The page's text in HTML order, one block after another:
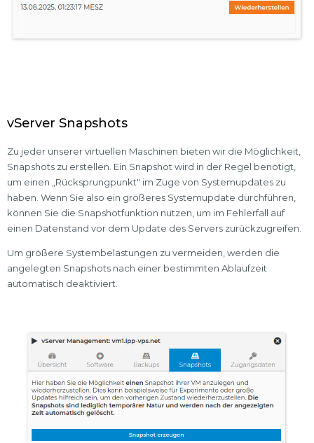
vServer Snapshots
Zu jeder unserer virtuellen Maschinen bieten wir die Möglichkeit,
Snapshots zu erstellen. Ein Snapshot wird in der Regel benötigt,
um einen „Rücksprungpunkt" im Zuge von Systemupdates zu
haben. Wenn Sie also ein größeres Systemupdate durchführen,
können Sie die Snapshotfunktion nutzen, um im Fehlerfall auf
einen Datenstand vor dem Update des Servers zurückzugreifen.
Um größere Systembelastungen zu vermeiden, werden die
angelegten Snapshots nach einer bestimmten Ablaufzeit
automatisch deaktiviert.